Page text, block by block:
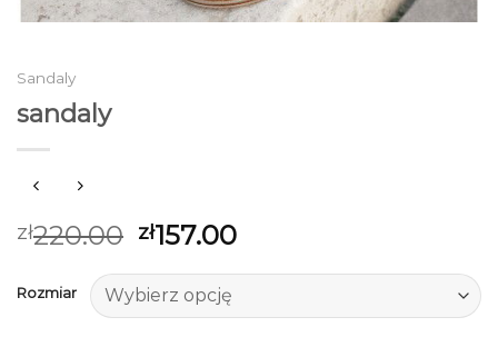
Sandaly
sandaly
zł220.00 zł157.00
Rozmiar